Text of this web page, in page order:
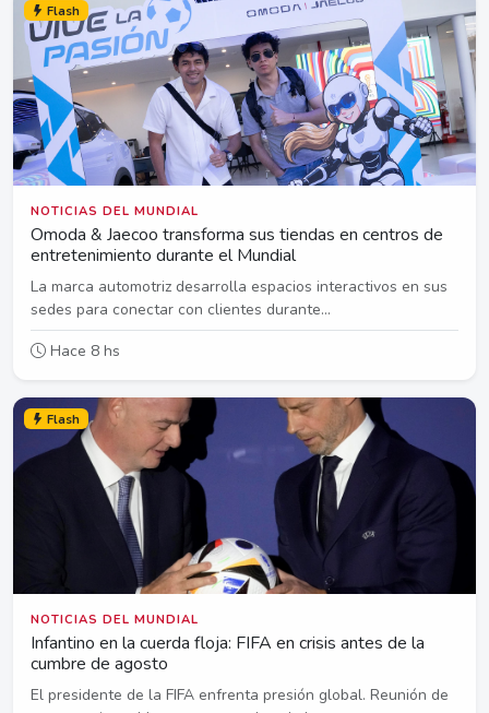
Flash
NOTICIAS DEL MUNDIAL
Omoda & Jaecoo transforma sus tiendas en centros de
entretenimiento durante el Mundial
La marca automotriz desarrolla espacios interactivos en sus
sedes para conectar con clientes durante...
Hace 8 hs
Flash
NOTICIAS DEL MUNDIAL
Infantino en la cuerda floja: FIFA en crisis antes de la
cumbre de agosto
El presidente de la FIFA enfrenta presión global. Reunión de